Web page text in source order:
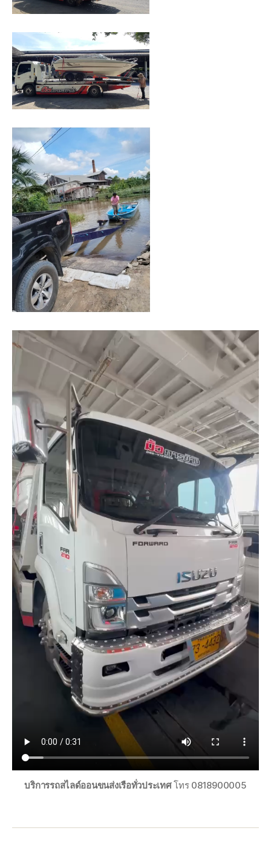
บริการรถสไลด์ออนขนส่งเรือทั่วประเทศโทร 0818900005